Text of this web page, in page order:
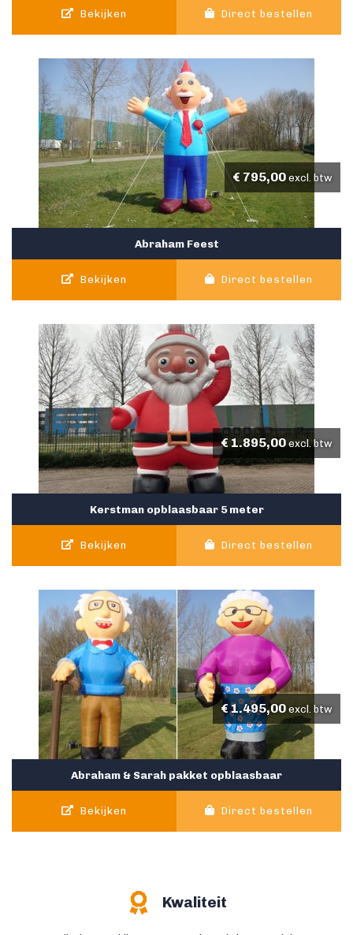
Bekijken Direct bestellen
Abraham Feest
€ 795,00 excl. btw
Bekijken Direct bestellen
Kerstman opblaasbaar 5 meter
€1.895,00 excl. btw
Bekijken Direct bestellen
Abraham & Sarah pakket opblaasbaar
€1.495,00 excl. btw
Bekijken Direct bestellen
Kwaliteit